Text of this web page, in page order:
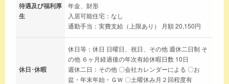
待遇及び福利厚
生
年金、財形
入居可能住宅：なし
通勤手当：実費支給（上限あり） 月額 20,150円
休日･休暇
休日等：休日 日曜日、祝日、その他 週休二日制 そ
の他 ６ヶ月経過後の年次有給休暇日数 10日
週休二日：その他 〇会社カレンダーによる 〇お
盆・年末年始・ＧＷ 〇土曜休み月２回程度有